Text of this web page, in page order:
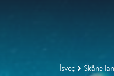
İsveç Skåne län